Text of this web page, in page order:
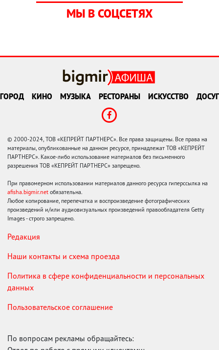
МЫ В СОЦСЕТЯХ
ГОРОД КИНО МУЗЫКА РЕСТОРАНЫ ИСКУССТВО ДОСУГ
© 2000-2024, ТОВ «КЕПРЕЙТ ПАРТНЕРС». Все права защищены. Все права на
материалы, опубликованные на данном ресурсе, принадлежат ТОВ «КЕПРЕЙТ
ПАРТНЕРС». Какое-либо использование материалов без письменного
разрешения ТОВ «КЕПРЕЙТ ПАРТНЕРС» запрещено.
При правомерном использовании материалов данного ресурса гиперссылка на
afisha.bigmir.net обязательна.
Любое копирование, перепечатка и воспроизведение фотографических
произведений и/или аудиовизуальных произведений правообладателя Getty
Images - строго запрещено.
Редакция
Наши контакты и схема проезда
Политика в сфере конфиденциальности и персональных
данных
Пользовательское соглашение
По вопросам рекламы обращайтесь: